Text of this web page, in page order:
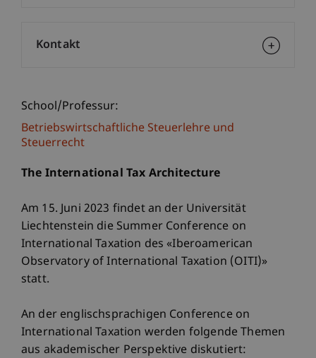
School/Professur:
Betriebswirtschaftliche Steuerlehre und
Steuerrecht
The International Tax Architecture
Am 15. Juni 2023 findet an der Universität
Liechtenstein die Summer Conference on
International Taxation des «Iberoamerican
Observatory of International Taxation (OITI)»
statt.
An der englischsprachigen Conference on
International Taxation werden folgende Themen
aus akademischer Perspektive diskutiert:
Kontakt